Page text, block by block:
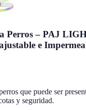
Perros – PAJ
e
que puede ser
y seguridad.